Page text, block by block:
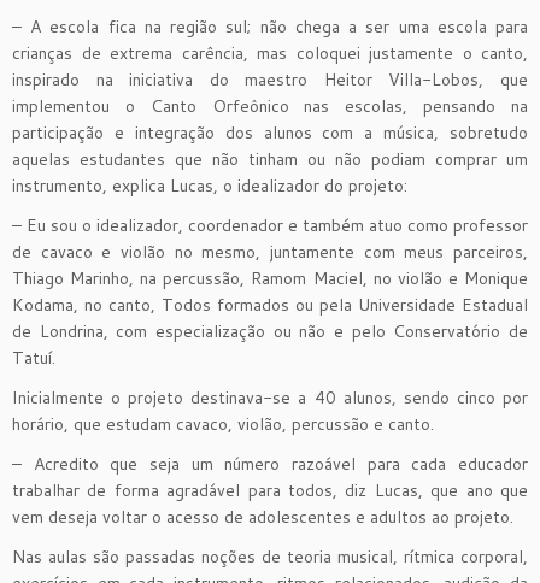
– A escola fica na região sul; não chega a ser uma escola para
crianças de extrema carência, mas coloquei justamente o canto,
inspirado na iniciativa do maestro Heitor Villa-Lobos, que
implementou o Canto Orfeônico nas escolas, pensando na
participação e integração dos alunos com a música, sobretudo
aquelas estudantes que não tinham ou não podiam comprar um
instrumento, explica Lucas, o idealizador do projeto:
– Eu sou o idealizador, coordenador e também atuo como professor
de cavaco e violão no mesmo, juntamente com meus parceiros,
Thiago Marinho, na percussão, Ramom Maciel, no violão e Monique
Kodama, no canto, Todos formados ou pela Universidade Estadual
de Londrina, com especialização ou não e pelo Conservatório de
Tatuí.
Inicialmente o projeto destinava-se a 40 alunos, sendo cinco por
horário, que estudam cavaco, violão, percussão e canto.
– Acredito que seja um número razoável para cada educador
trabalhar de forma agradável para todos, diz Lucas, que ano que
vem deseja voltar o acesso de adolescentes e adultos ao projeto.
Nas aulas são passadas noções de teoria musical, rítmica corporal,